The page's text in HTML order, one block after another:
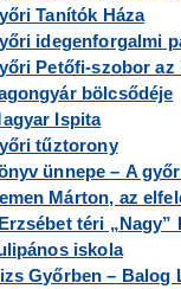
Tanítók Háza
idegenforgalmi
Petőfi-szobor az
bölcsődéje
Ispita
tűztorony
ünnepe – A
Márton, az
téri „Nagy”
iskola
Győrben – Balog